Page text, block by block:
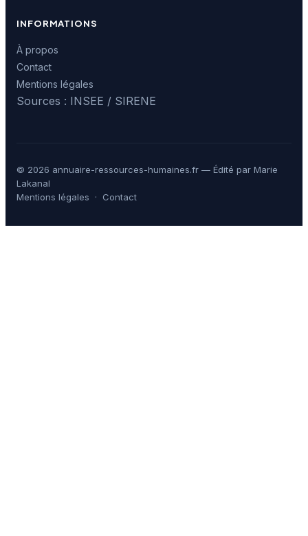
INFORMATIONS
À propos
Contact
Mentions légales
Sources : INSEE / SIRENE
© 2026 annuaire-ressources-humaines.fr — Édité par Marie
Lakanal
Mentions légales · Contact